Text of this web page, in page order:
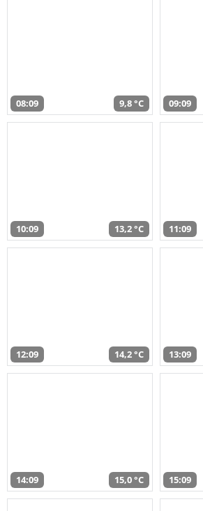
08:09 9,8 °C 09:09
10:09 13,2 °C 11:09
12:09 14,2 °C 13:09
14:09 15,0 °C 15:09